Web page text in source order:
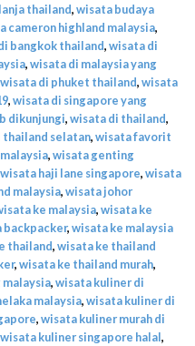
thailand,wisata budaya
cameron highland malaysia,
bangkok thailand,wisata di
,wisata di malaysia yang
wisata di phuket thailand,wisata
,wisata di singapore yang
dikunjungi,wisata di thailand,
thailand selatan,wisata favorit
,wisata genting
wisata haji lane singapore,wisata
malaysia,wisata johor
ke malaysia,wisata ke
backpacker,wisata ke malaysia
thailand,wisata ke thailand
,wisata ke thailand murah,
,wisata kuliner di
malaysia,wisata kuliner di
,wisata kuliner murah di
wisata kuliner singapore halal,